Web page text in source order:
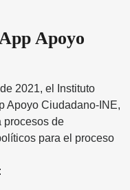
Apoyo
2021, el Instituto
Apoyo Ciudadano-INE,
procesos de
para el proceso